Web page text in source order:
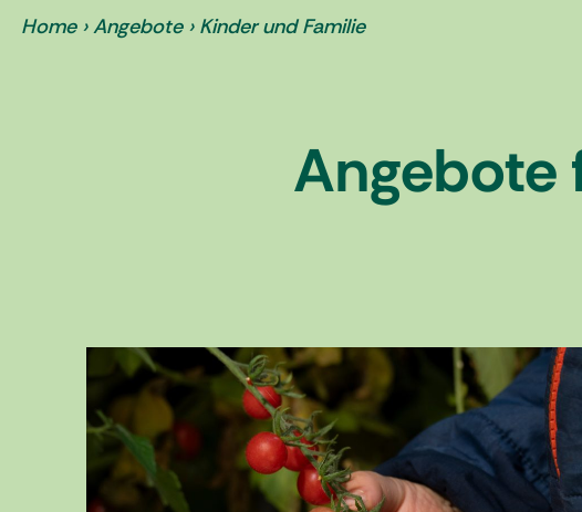
Home›Angebote› Kinder und Familie
Angebote